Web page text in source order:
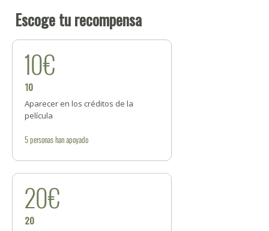
Escoge tu recompensa
10€
10
Aparecer en los créditos de la
película
5personashan apoyado
20€
20